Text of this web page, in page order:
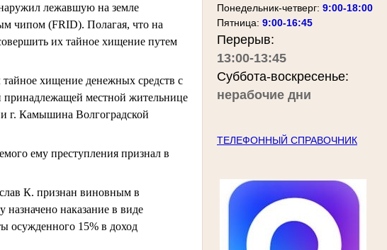
Понедельник-четверг: 9:00-18:00
Пятница: 9:00-16:45
Перерыв:
13:00-13:45
Суббота-воскресенье:
нерабочие дни
ТЕЛЕФОННЫЙ СПРАВОЧНИК
лежавшую на земле
чипом (FRID). Полагая, что на
их тайное хищение путем
хищение денежных средств с
принадлежащей местной жительнице
г. Камышина Волгоградской
ему преступления признал в
К. признан виновным в
наказание в виде
осужденного 15% в доход